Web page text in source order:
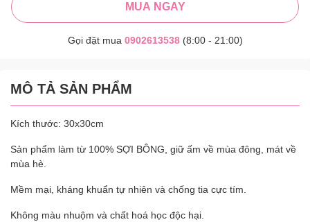
MUA NGAY
Gọi đặt mua 0902613538(8:00 - 21:00)
MÔ TẢ SẢN PHẨM
Kích thước: 30x30cm
Sản phẩm làm từ 100% SỢI BÔNG, giữ ấm về mùa đông, mát về
mùa hè.
Mềm mại, kháng khuẩn tự nhiên và chống tia cực tím.
Không màu nhuộm và chất hoá học độc hại.